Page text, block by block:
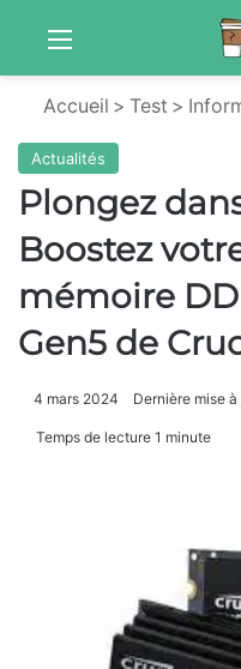
Menu
Accueil > Test >
Actualités
Plongez
Boostez
mémoire
Gen5 de
4 mars 2024 Dernière mise
Temps de lecture 1 minute